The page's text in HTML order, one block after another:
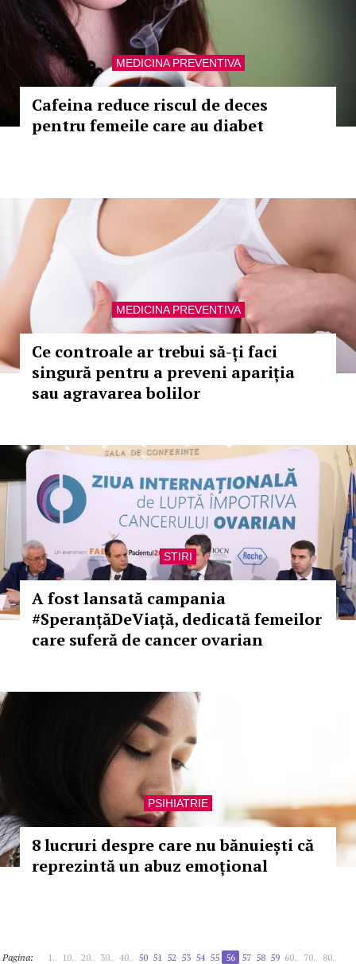
MEDICINA PREVENTIVA
Cafeina reduce riscul de deces
pentru femeile care au diabet
MEDICINA PREVENTIVA
Ce controale ar trebui să-ți faci
singură pentru a preveni apariția
sau agravarea bolilor
STIRI
A fost lansată campania
#SperanțăDeViață, dedicată femeilor
care suferă de cancer ovarian
PSIHIATRIE
8 lucruri despre care nu bănuiești că
reprezintă un abuz emoțional
Pagina: 1.. 10.. 20.. 30.. 40.. 50 51 52 53 54 55 56 57 58 59 60.. 70.. 80..